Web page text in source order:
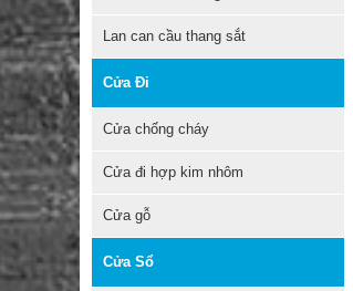
Lan can cầu thang sắt
Cửa Đi
Cửa chống cháy
Cửa đi hợp kim nhôm
Cửa gỗ
Cửa Sổ